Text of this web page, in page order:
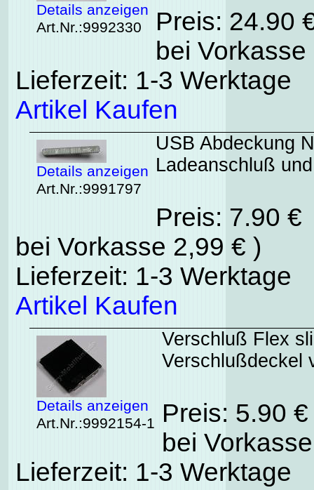
Details anzeigen
Art.Nr.:9992330
Preis: 24.90
bei
Lieferzeit: 1-3 Werktage
Artikel Kaufen
Details anzeigen
Art.Nr.:9991797
USB Abdeckung
Ladeanschluß
Preis: 7.90
bei Vorkasse 2,99 € )
Lieferzeit: 1-3 Werktage
Artikel Kaufen
Details anzeigen
Art.Nr.:9992154-1
Verschluß Flex
Verschlußdeckel
Preis: 5.90
bei
Lieferzeit: 1-3 Werktage